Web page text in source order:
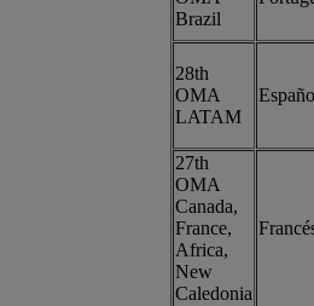
Brazil
28th
OMA
LATAM
27th
OMA
Canada,
France,
Africa,
New
Caledonia